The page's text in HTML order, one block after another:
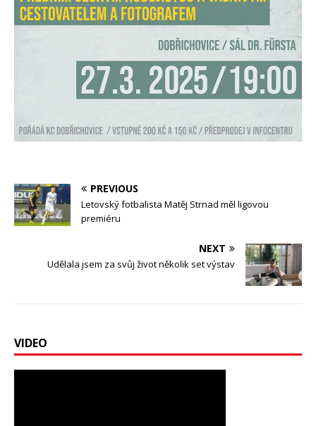
PREVIOUS
Letovský fotbalista Matěj Strnad měl ligovou
premiéru
NEXT
Udělala jsem za svůj život několik set výstav
VIDEO